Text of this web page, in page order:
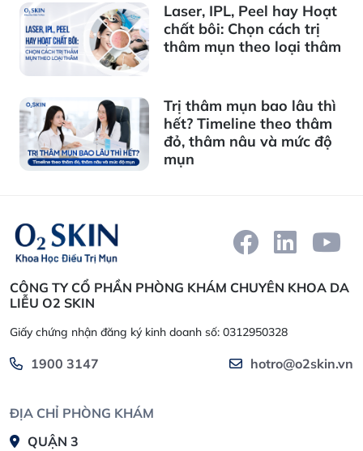
Laser, IPL, Peel hay Hoạt
chất bôi: Chọn cách trị
thâm mụn theo loại thâm
Trị thâm mụn bao lâu thì
hết? Timeline theo thâm
đỏ, thâm nâu và mức độ
mụn
CÔNG TY CỔ PHẦN PHÒNG KHÁM CHUYÊN KHOA DA
LIỄU O2 SKIN
Giấy chứng nhận đăng ký kinh doanh số: 0312950328
1900 3147 hotro@o2skin.vn
ĐỊA CHỈ PHÒNG KHÁM
QUẬN 3